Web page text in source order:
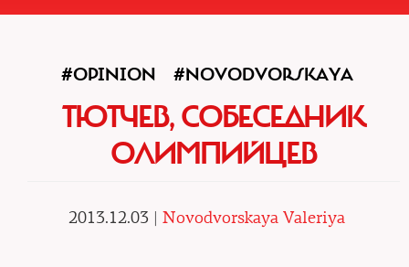
#OPINION #NOVODVORSKAYA
ТЮТЧЕВ, СОБЕСЕДНИК
ОЛИМПИЙЦЕВ
2013.12.03 | Novodvorskaya Valeriya